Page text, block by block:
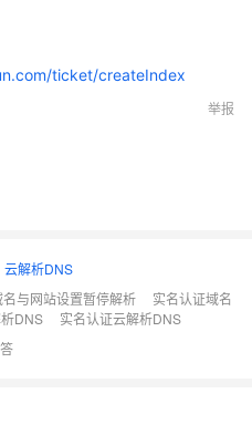
ticket/createIndex
举报
云解析DNS
名与网站设置暂停解析
实名认证域名
DNS
实名认证云解析DNS